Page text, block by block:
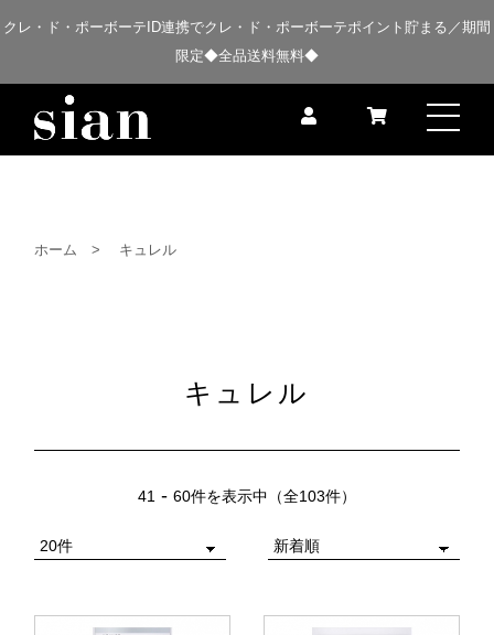
クレ・ド・ポーボーテID連携でクレ・ド・ポーボーテポイント貯まる／期間
限定◆全品送料無料◆
ホーム キュレル
キュレル
41 - 60件を表示中（全103件）